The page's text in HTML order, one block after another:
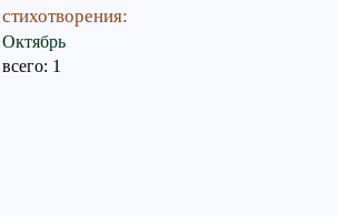
стихотворения:
Октябрь
всего: 1